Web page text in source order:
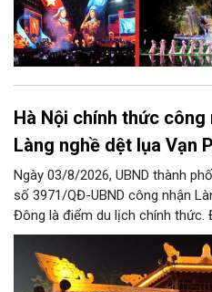
Hà Nội chính thức
Làng nghề dệt lụa Vạn
Ngày 03/8/2026, UBND thành
số 3971/QĐ-UBND công nhận
Đông là điểm du lịch chính thức.
trong hành trình bảo tồn di sản
lớn để làng nghề khẳng định vị
bền vững và lan tỏa tinh hoa lụa